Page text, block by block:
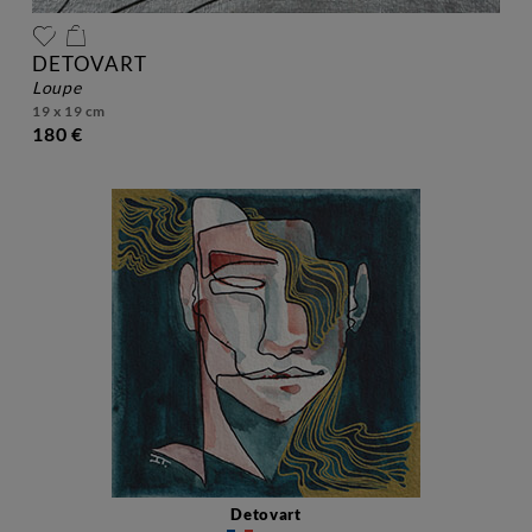
DETOVART
loupe
19 x 19 cm
180 €
Detovart